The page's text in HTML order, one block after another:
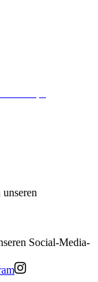
Social-Media-